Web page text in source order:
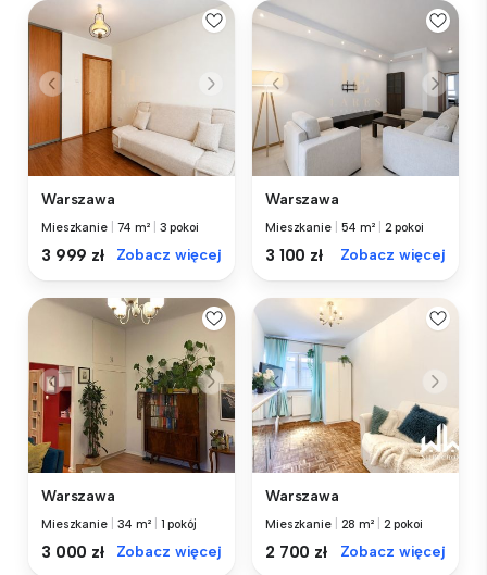
Warszawa
Mieszkanie 74 m² 3 pokoi
3 999 zł Zobacz więcej
Warszawa
Mieszkanie 54 m² 2 pokoi
3 100 zł Zobacz więcej
Warszawa
Mieszkanie 34 m² 1 pokój
3 000 zł Zobacz więcej
Warszawa
Mieszkanie 28 m² 2 pokoi
2 700 zł Zobacz więcej